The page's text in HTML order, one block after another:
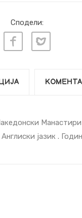
Сподели:
јазик .